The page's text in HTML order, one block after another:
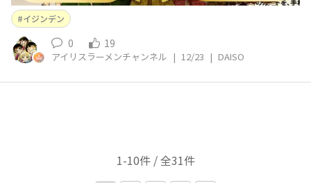
イジンデン
0 19
アイリスラーメンチャンネル | 12/23 | DAISO
1-10件 / 全31件